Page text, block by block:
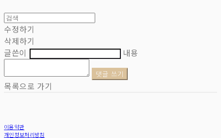
수정하기
삭제하기
글쓴이
내용
댓글 쓰기
목록으로 가기
이용약관
개인정보처리방침